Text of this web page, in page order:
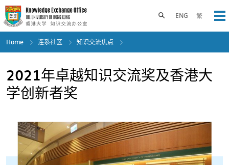
Skip
to
main
content
ENG 繁
Toggle search panel
Home 连系社区 知识交流焦点
2021年卓越知识交流奖及香港大
学创新者奖